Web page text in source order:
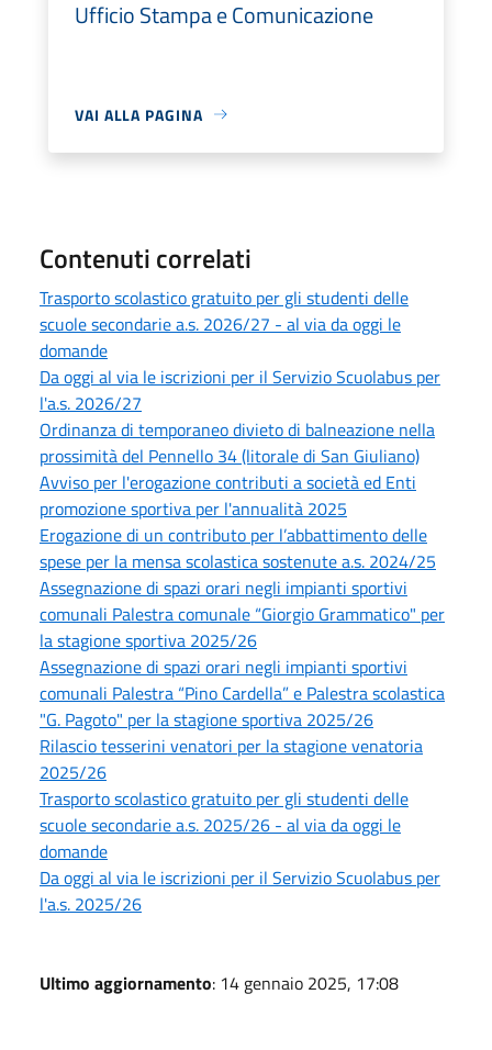
Ufficio Stampa e Comunicazione
VAI ALLA PAGINA
Contenuti correlati
Trasporto scolastico gratuito per gli studenti delle
scuole secondarie a.s. 2026/27 - al via da oggi le
domande
Da oggi al via le iscrizioni per il Servizio Scuolabus per
l'a.s. 2026/27
Ordinanza di temporaneo divieto di balneazione nella
prossimità del Pennello 34 (litorale di San Giuliano)
Avviso per l'erogazione contributi a società ed Enti
promozione sportiva per l'annualità 2025
Erogazione di un contributo per l’abbattimento delle
spese per la mensa scolastica sostenute a.s. 2024/25
Assegnazione di spazi orari negli impianti sportivi
comunali Palestra comunale “Giorgio Grammatico" per
la stagione sportiva 2025/26
Assegnazione di spazi orari negli impianti sportivi
comunali Palestra “Pino Cardella” e Palestra scolastica
"G. Pagoto" per la stagione sportiva 2025/26
Rilascio tesserini venatori per la stagione venatoria
2025/26
Trasporto scolastico gratuito per gli studenti delle
scuole secondarie a.s. 2025/26 - al via da oggi le
domande
Da oggi al via le iscrizioni per il Servizio Scuolabus per
l'a.s. 2025/26
Ultimo aggiornamento: 14 gennaio 2025, 17:08